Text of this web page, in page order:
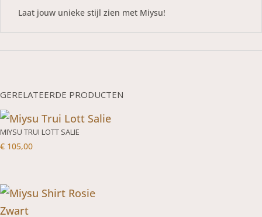
Laat jouw unieke stijl zien met Miysu!
GERELATEERDE PRODUCTEN
MIYSU TRUI LOTT SALIE
€ 105,00